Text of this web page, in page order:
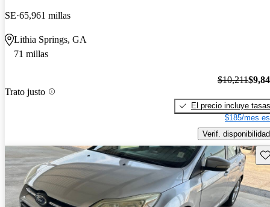
SE 65,961 millas
Lithia Springs, GA
71 millas
Trato justo
$10,211
El precio incluye tasas
$185/mes
Verif. disponibilidad